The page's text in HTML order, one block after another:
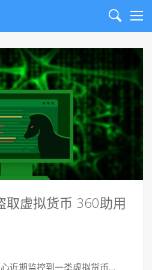
Search
取虚拟货币 360助用
近期监控到一类虚拟货币…